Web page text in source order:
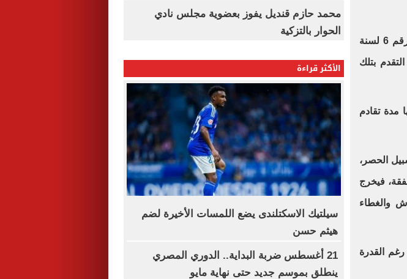
في البداية - التعليق على نص المادة 293 عقوبات المستبدلة بالقانون رقم 6 لسنة
بتلك
مدة تقادم
الحصر،
فيخرج
والغطاء
3 شهور بعد التنبيه رغم القدرة
محمد حازم قنديل يفوز بعضوية مجلس نادي
الحوار بالتزكية
الأكثر قراءة
سيلتيك الاسكتلندى يضع اللمسات الأخيرة لضم
هيثم حسن
21 أغسطس ضربة البداية.. الدوري المصري
ينطلق بموسم جديد حتى نهاية مايو